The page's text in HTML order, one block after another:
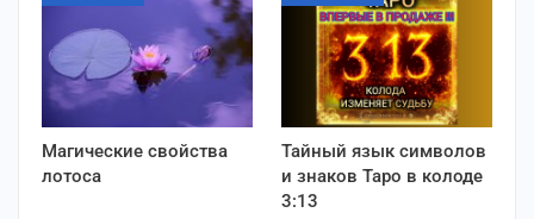
Магические свойства
лотоса
Тайный язык символов
и знаков Таро в колоде
3:13